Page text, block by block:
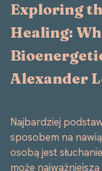
Exploring
Healing:
Alexander
Najbardziej
sposobem na
osobą jest
może